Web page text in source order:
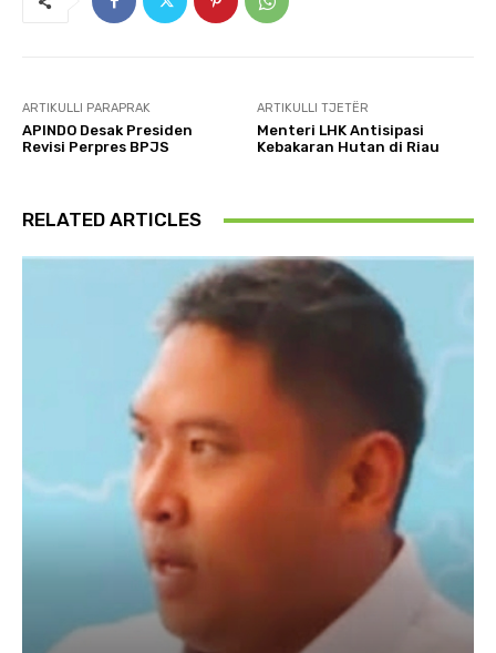
ARTIKULLI PARAPRAK
APINDO Desak Presiden
Revisi Perpres BPJS
ARTIKULLI TJETËR
Menteri LHK Antisipasi
Kebakaran Hutan di Riau
RELATED ARTICLES